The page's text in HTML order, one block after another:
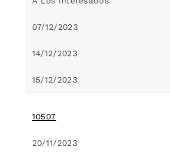
07/12/2023
14/12/2023
15/12/2023
10507
20/11/2023